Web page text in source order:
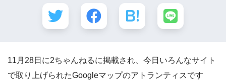
11月28日に2ちゃんねるに掲載され、今日いろんなサイト
で取り上げられたGoogleマップのアトランティスです